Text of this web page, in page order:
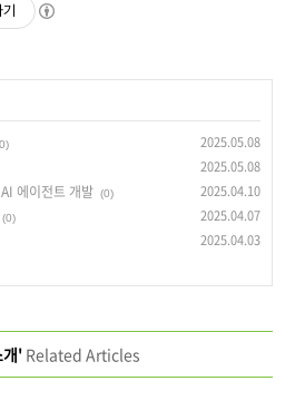
2025.05.08
2025.05.08
에이전트 개발 (0) 2025.04.10
(0) 2025.04.07
2025.04.03
개'Related Articles